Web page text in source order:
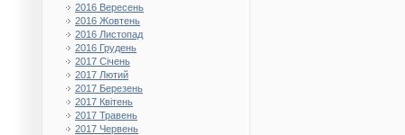
2016 Вересень
2016 Жовтень
2016 Листопад
2016 Грудень
2017 Січень
2017 Лютий
2017 Березень
2017 Квітень
2017 Травень
2017 Червень